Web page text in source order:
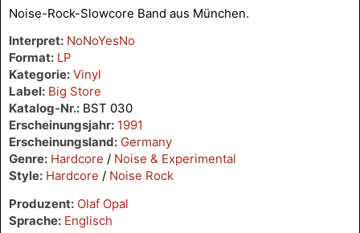
Noise-Rock-Slowcore Band aus München.
Interpret: NoNoYesNo
Format: LP
Kategorie: Vinyl
Label: Big Store
Katalog-Nr.: BST 030
Erscheinungsjahr: 1991
Erscheinungsland: Germany
Genre: Hardcore / Noise & Experimental
Style: Hardcore / Noise Rock
Produzent: Olaf Opal
Sprache: Englisch